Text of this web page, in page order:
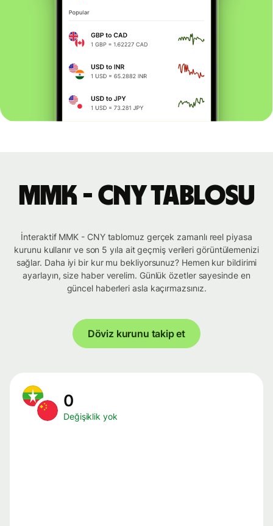
MMK - CNY tablosu
İnteraktif MMK - CNY tablomuz gerçek zamanlı reel piyasa
kurunu kullanır ve son 5 yıla ait geçmiş verileri görüntülemenizi
sağlar. Daha iyi bir kur mu bekliyorsunuz? Hemen kur bildirimi
ayarlayın, size haber verelim. Günlük özetler sayesinde en
güncel haberleri asla kaçırmazsınız.
Döviz kurunu takip et
0
Değişiklik yok